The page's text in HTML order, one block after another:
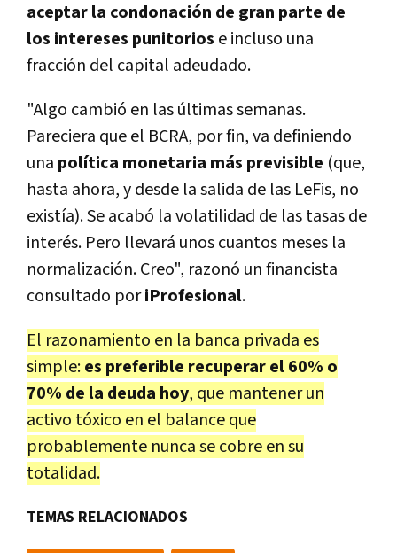
aceptar la condonación de gran parte de
los intereses punitorios e incluso una
fracción del capital adeudado.
"Algo cambió en las últimas semanas.
Pareciera que el BCRA, por fin, va definiendo
una política monetaria más previsible (que,
hasta ahora, y desde la salida de las LeFis, no
existía). Se acabó la volatilidad de las tasas de
interés. Pero llevará unos cuantos meses la
normalización. Creo", razonó un financista
consultado poriProfesional.
El razonamiento en la banca privada es
simple:es preferible recuperar el 60% o
70% de la deuda hoy, que mantener un
activo tóxico en el balance que
probablemente nunca se cobre en su
totalidad.
TEMAS RELACIONADOS